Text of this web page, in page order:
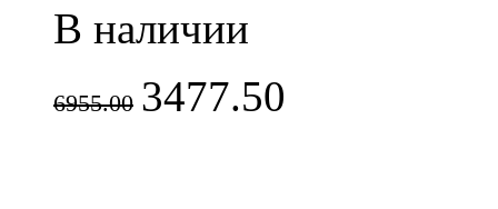
В наличии
6955.00 3477.50